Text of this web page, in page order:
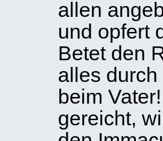
allen
und opfert
Betet den
alles
beim
gereicht,